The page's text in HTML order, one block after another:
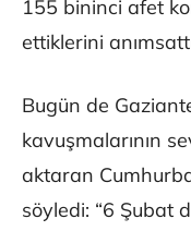
155 bininci afet
ettiklerini
Bugün de
kavuşmalarının
aktaran
söyledi: “6 Şubat